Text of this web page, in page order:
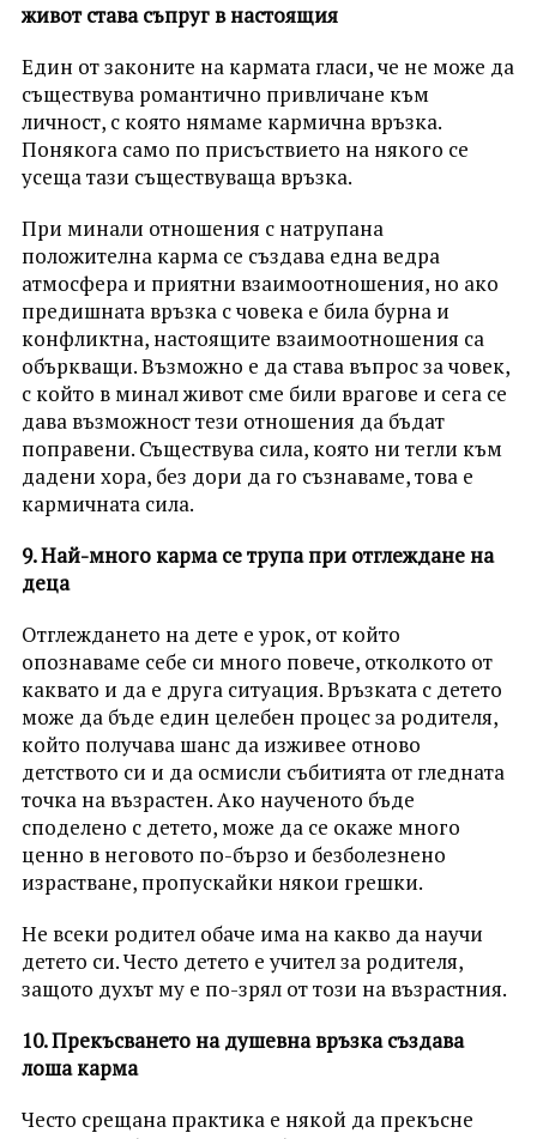
живот става съпруг в настоящия
Един от законите на кармата гласи, че не може да
съществува романтично привличане към
личност, с която нямаме кармична връзка.
Понякога само по присъствието на някого се
усеща тази съществуваща връзка.
При минали отношения с натрупана
положителна карма се създава една ведра
атмосфера и приятни взаимоотношения, но ако
предишната връзка с човека е била бурна и
конфликтна, настоящите взаимоотношения са
объркващи. Възможно е да става въпрос за човек,
с който в минал живот сме били врагове и сега се
дава възможност тези отношения да бъдат
поправени. Съществува сила, която ни тегли към
дадени хора, без дори да го съзнаваме, това е
кармичната сила.
9. Най-много карма се трупа при отглеждане на
деца
Отглеждането на дете е урок, от който
опознаваме себе си много повече, отколкото от
каквато и да е друга ситуация. Връзката с детето
може да бъде един целебен процес за родителя,
който получава шанс да изживее отново
детството си и да осмисли събитията от гледната
точка на възрастен. Ако наученото бъде
споделено с детето, може да се окаже много
ценно в неговото по-бързо и безболезнено
израстване, пропускайки някои грешки.
Не всеки родител обаче има на какво да научи
детето си. Често детето е учител за родителя,
защото духът му е по-зрял от този на възрастния.
10. Прекъсването на душевна връзка създава
лоша карма
Често срещана практика е някой да прекъсне